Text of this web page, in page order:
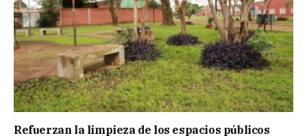
Refuerzan la limpieza de los espacios públicos